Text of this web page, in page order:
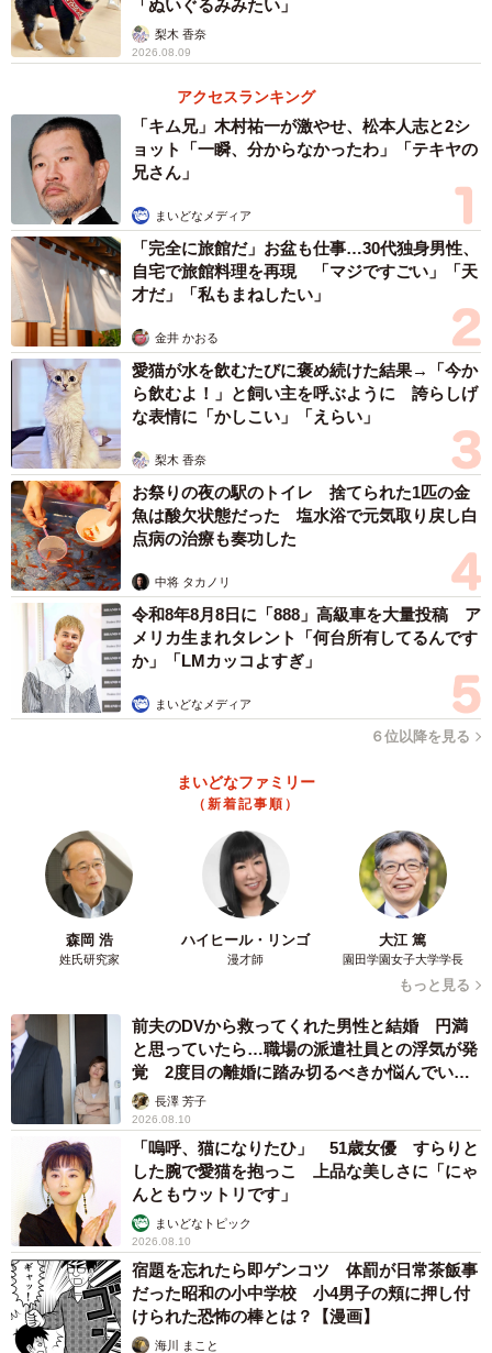
ーーお団子はどこで購入されたのですか？
「愛知県岡崎市にある、岡崎城公園内のひょうたんやで
す。花見の時期限定の販売で、購入しました」
ーー購入されたきっかけは？
「昔から有名だったので、一度は食べてみたいと思い買い
ました」
ーー実物を手に取った時の感想は？
「予想より大きい！一人で食べきれるか？でした」
ーー実際どれくらいのサイズでしょうか？
「握りこぶし大のだんごが3つ並んで800gはあるそうで
す。撮影時も手がプルプル震え、片手で持つ甘味の重さと
は思えませんでした」
「一人で完食した結果、お腹がはち切れるかと思いまし
た。皆さんでシェアするのがおすすめです」
大迫力のサイズ感とインパクト抜群のこのお団子。花見の
季節限定という特別感もあって、一度は手にしてみたくな
る逸品ですね。岡崎城公園に行かれる際は、ぜひチャレン
ジしてみてはいかがでしょうか。
お花見日和ですね🍡 pic.twitter.com/0Y4ysuQkCT
— 猫柳はティーポットが好きすぎる (@WT_nekoyanagi)
April 7, 2025
「ぬいぐるみみたい」
梨木 香奈
2026.08.09
アクセスランキング
「キム兄」木村祐一が激やせ、松本人志と2シ
ョット「一瞬、分からなかったわ」「テキヤの
兄さん」
まいどなメディア
「完全に旅館だ」お盆も仕事…30代独身男性、
自宅で旅館料理を再現 「マジですごい」「天
才だ」「私もまねしたい」
金井 かおる
愛猫が水を飲むたびに褒め続けた結果→「今か
ら飲むよ！」と飼い主を呼ぶように 誇らしげ
な表情に「かしこい」「えらい」
梨木 香奈
お祭りの夜の駅のトイレ 捨てられた1匹の金
魚は酸欠状態だった 塩水浴で元気取り戻し白
点病の治療も奏功した
中将 タカノリ
令和8年8月8日に「888」高級車を大量投稿 ア
メリカ生まれタレント「何台所有してるんです
か」「LMカッコよすぎ」
まいどなメディア
６位以降を見る
まいどなファミリー
（新着記事順）
森岡 浩
姓氏研究家
ハイヒール・リンゴ
漫才師
大江 篤
園田学園女子大学学長
もっと見る
前夫のDVから救ってくれた男性と結婚 円満
と思っていたら…職場の派遣社員との浮気が発
覚 2度目の離婚に踏み切るべきか悩んでいま
す【夫婦関係修復カウンセラーが解説】
長澤 芳子
2026.08.10
「嗚呼、猫になりたひ」 51歳女優 すらりと
した腕で愛猫を抱っこ 上品な美しさに「にゃ
んともウットリです」
まいどなトピック
2026.08.10
宿題を忘れたら即ゲンコツ 体罰が日常茶飯事
だった昭和の小中学校 小4男子の頬に押し付
けられた恐怖の棒とは？【漫画】
海川 まこと